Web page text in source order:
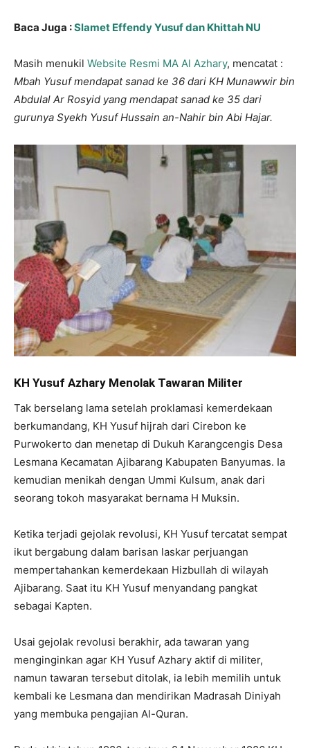
Baca Juga :Slamet Effendy Yusuf dan Khittah NU
Masih menukil Website Resmi MA Al Azhary, mencatat :
Mbah Yusuf mendapat sanad ke 36 dari KH Munawwir bin
Abdulal Ar Rosyid yang mendapat sanad ke 35 dari
gurunya Syekh Yusuf Hussain an-Nahir bin Abi Hajar.
KH Yusuf Azhary Menolak Tawaran Militer
Tak berselang lama setelah proklamasi kemerdekaan
berkumandang, KH Yusuf hijrah dari Cirebon ke
Purwokerto dan menetap di Dukuh Karangcengis Desa
Lesmana Kecamatan Ajibarang Kabupaten Banyumas. Ia
kemudian menikah dengan Ummi Kulsum, anak dari
seorang tokoh masyarakat bernama H Muksin.
Ketika terjadi gejolak revolusi, KH Yusuf tercatat sempat
ikut bergabung dalam barisan laskar perjuangan
mempertahankan kemerdekaan Hizbullah di wilayah
Ajibarang. Saat itu KH Yusuf menyandang pangkat
sebagai Kapten.
Usai gejolak revolusi berakhir, ada tawaran yang
menginginkan agar KH Yusuf Azhary aktif di militer,
namun tawaran tersebut ditolak, ia lebih memilih untuk
kembali ke Lesmana dan mendirikan Madrasah Diniyah
yang membuka pengajian Al-Quran.